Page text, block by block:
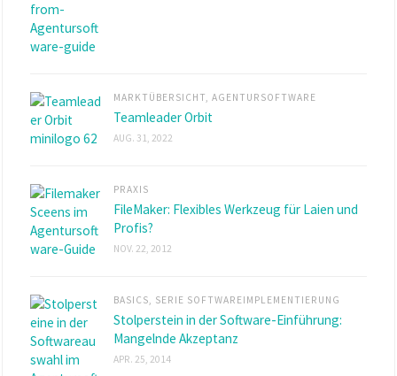
MARKTÜBERSICHT, AGENTURSOFTWARE
Teamleader Orbit
AUG. 31, 2022
PRAXIS
FileMaker: Flexibles Werkzeug für Laien und
Profis?
NOV. 22, 2012
BASICS, SERIE SOFTWAREIMPLEMENTIERUNG
Stolperstein in der Software-Einführung:
Mangelnde Akzeptanz
APR. 25, 2014